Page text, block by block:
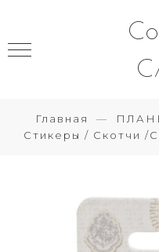
Главная
Стикеры / Скотчи /